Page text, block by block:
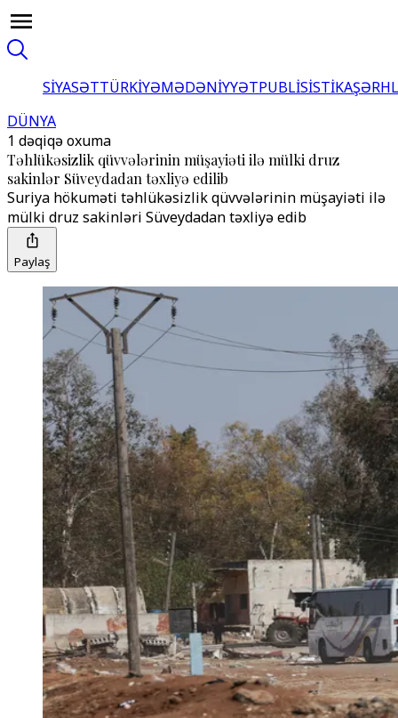
SİYASƏTTÜRKİYƏMƏDƏNİYYƏTPUBLİSİSTİKA
DÜNYA
1 dəqiqə oxuma
Təhlükəsizlik qüvvələrinin müşayiəti ilə mülki druz
sakinlər Süveydadan təxliyə edilib
Suriya hökuməti təhlükəsizlik qüvvələrinin müşayiəti ilə
mülki druz sakinləri Süveydadan təxliyə edib
Paylaş